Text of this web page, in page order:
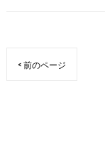
< 前のページ